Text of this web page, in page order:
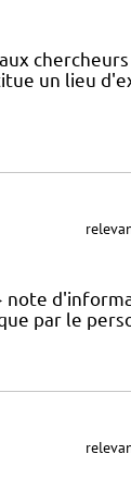
chercheurs
un lieu
note
par le